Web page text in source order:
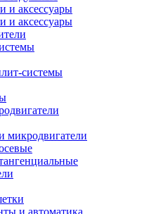
и аксессуары
и аксессуары
системы
микродвигатели
и автоматика